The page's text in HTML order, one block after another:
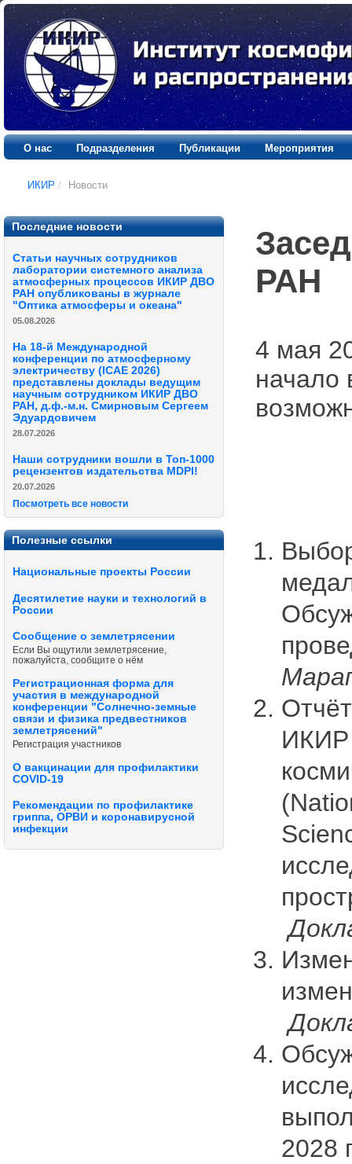
О нас Подразделения Публикации Мероприятия
ИКИР / Новости
Последние новости
Статьи научных сотрудников
лаборатории системного анализа
атмосферных процессов ИКИР ДВО
РАН опубликованы в журнале
"Оптика атмосферы и океана"
05.08.2026
На 18-й Международной
конференции по атмосферному
электричеству (ICAE 2026)
представлены доклады ведущим
научным сотрудником ИКИР ДВО
РАН, д.ф.-м.н. Смирновым Сергеем
Эдуардовичем
28.07.2026
Наши сотрудники вошли в Топ-1000
рецензентов издательства MDPI!
20.07.2026
Посмотреть все новости
Полезные ссылки
Национальные проекты России
Десятилетие науки и технологий в
России
Сообщение о землетрясении
Если Вы ощутили землетрясение,
пожалуйста, сообщите о нём
Регистрационная форма для
участия в международной
конференции "Солнечно-земные
связи и физика предвестников
землетрясений"
Регистрация участников
О вакцинации для профилактики
COVID-19
Рекомендации по профилактике
гриппа, ОРВИ и коронавирусной
инфекции
РАН
4 мая
начало
ИКИР
2028